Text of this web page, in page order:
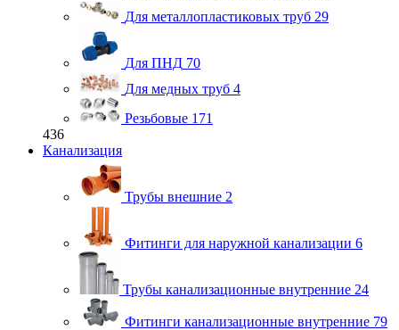
Для металлопластиковых труб 29
Для ПНД 70
Для медных труб 4
Резьбовые 171
436
Канализация
Трубы внешние 2
Фитинги для наружной канализации 6
Трубы канализационные внутренние 24
Фитинги канализационные внутренние 79